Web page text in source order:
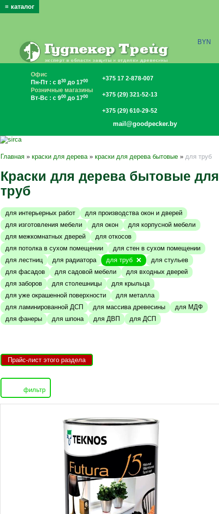
x
≡ каталог
BYN
Офис
Пн-Пт : с 830 до 1700
Розничные магазины
Вт-Вс : с 900 до 1700
+375 17 2-878-007
+375 (29) 321-52-13
+375 (29) 610-29-52
mail@goodpecker.by
Главная » краски для дерева » краски для дерева бытовые » для труб
Краски для дерева бытовые для
труб
для интерьерных работ
для производства окон и дверей
для изготовления мебели
для окон
для корпусной мебели
для межкомнатных дверей
для откосов
для потолка в сухом помещении
для стен в сухом помещении
для лестниц
для радиатора для труб
для стульев
для фасадов
для садовой мебели
для входных дверей
для заборов
для столешницы
для крыльца
для уже окрашенной поверхности
для металла
для ламинированной ДСП
для массива древесины
для МДФ
для фанеры
для шпона для ДВП для ДСП
Прайс-лист этого раздела
фильтр